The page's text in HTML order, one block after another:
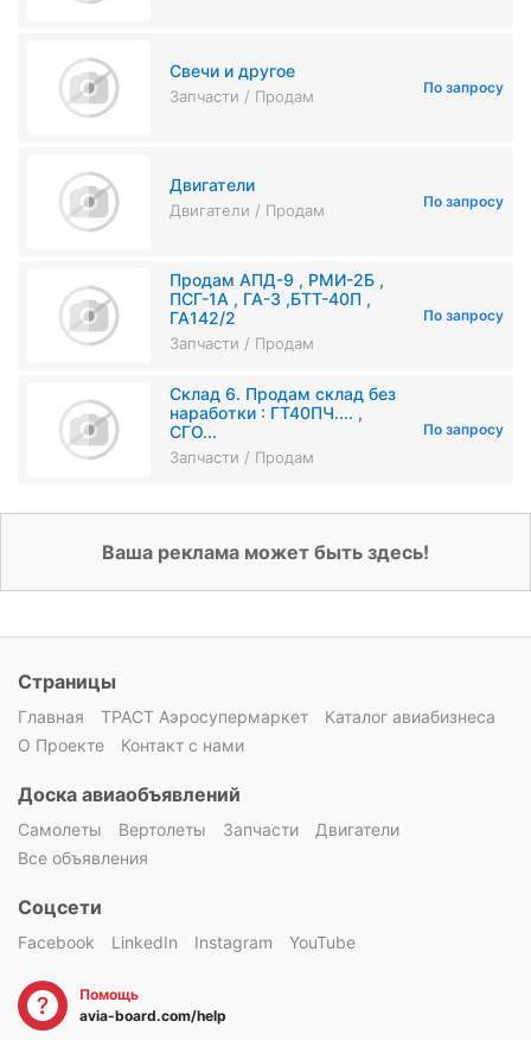
Свечи и другое
Запчасти / Продам По запросу
Двигатели
Двигатели / Продам По запросу
Продам АПД-9 , РМИ-2Б ,
ПСГ-1А , ГА-3 ,БТТ-40П ,
ГА142/2
Запчасти / Продам
По запросу
Склад 6. Продам склад без
наработки : ГТ40ПЧ.... ,
СГО...
Запчасти / Продам
По запросу
Ваша реклама может быть здесь!
Страницы
Главная ТРАСТ Аэросупермаркет
Каталог авиабизнеса
О Проекте
Контакт с нами
Доска авиаобъявлений
Самолеты Вертолеты Запчасти
Двигатели
Все объявления
Соцсети
Facebook LinkedIn Instagram YouTube
Помощь
avia-board.com/help